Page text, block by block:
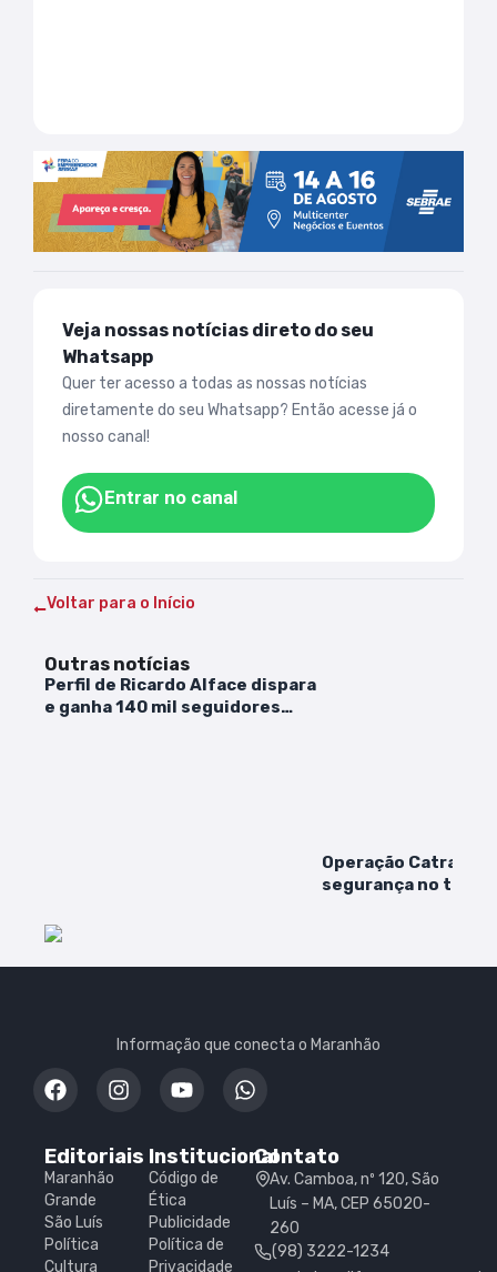
Veja nossas notícias direto do seu
Whatsapp
Quer ter acesso a todas as nossas notícias
diretamente do seu Whatsapp? Então acesse já o
nosso canal!
Entrar no canal
Voltar para o Início
Outras notícias
Perfil de Ricardo Alface dispara
e ganha 140 mil seguidores
Operação Catraca
segurança no
Informação que conecta o Maranhão
Editoriais
Maranhão
Grande
São Luís
Política
Cultura
Institucional
Código de
Ética
Publicidade
Política de
Privacidade
Contato
Av. Camboa, nº 120, São
Luís – MA, CEP 65020-
260
(98) 3222-1234